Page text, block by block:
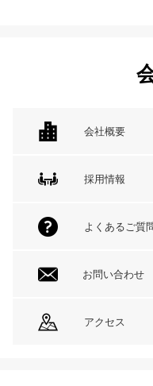
会社概要
採用情報
よくあるご質
お問い合わせ
アクセス